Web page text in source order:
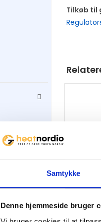
Samtykke
Denne hjemmeside bruger
Tilkøb til